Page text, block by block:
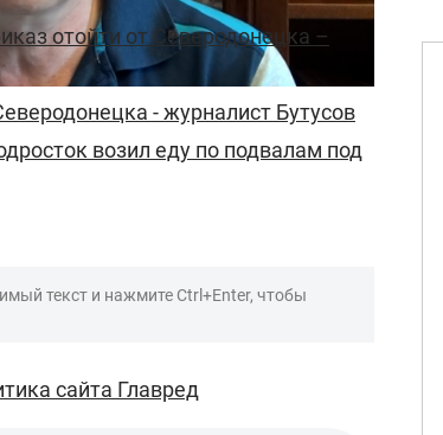
отойти от Северодонецка –
- журналист Бутусов
возил еду по подвалам под
текст и нажмите Ctrl+Enter, чтобы
сайта Главред